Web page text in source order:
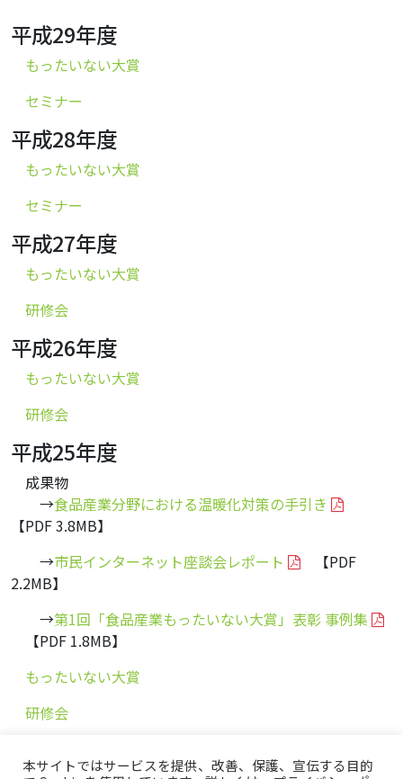
平成29年度
もったいない大賞
セミナー
平成28年度
もったいない大賞
セミナー
平成27年度
もったいない大賞
研修会
平成26年度
もったいない大賞
研修会
平成25年度
成果物
→食品産業分野における温暖化対策の手引き
【PDF 3.8MB】
→市民インターネット座談会レポート
【PDF
2.2MB】
→第1回「食品産業もったいない大賞」表彰 事例集
【PDF 1.8MB】
もったいない大賞
研修会
本サイトではサービスを提供、改善、保護、宣伝する目的